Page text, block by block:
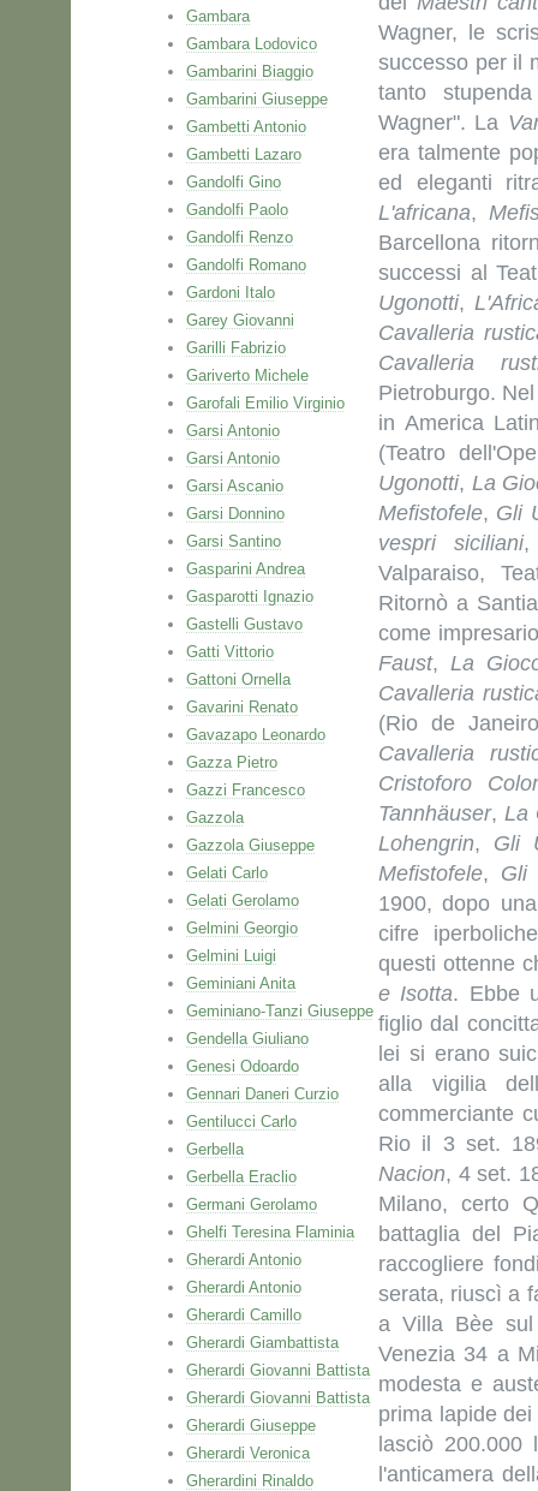
Gambara
Gambara Lodovico
Gambarini Biaggio
Gambarini Giuseppe
Gambetti Antonio
Gambetti Lazaro
Gandolfi Gino
Gandolfi Paolo
Gandolfi Renzo
Gandolfi Romano
Gardoni Italo
Garey Giovanni
Garilli Fabrizio
Gariverto Michele
Garofali Emilio Virginio
Garsi Antonio
Garsi Antonio
Garsi Ascanio
Garsi Donnino
Garsi Santino
Gasparini Andrea
Gasparotti Ignazio
Gastelli Gustavo
Gatti Vittorio
Gattoni Ornella
Gavarini Renato
Gavazapo Leonardo
Gazza Pietro
Gazzi Francesco
Gazzola
Gazzola Giuseppe
Gelati Carlo
Gelati Gerolamo
Gelmini Georgio
Gelmini Luigi
Geminiani Anita
Geminiano-Tanzi Giuseppe
Gendella Giuliano
Genesi Odoardo
Gennari Daneri Curzio
Gentilucci Carlo
Gerbella
Gerbella Eraclio
Germani Gerolamo
Ghelfi Teresina Flaminia
Gherardi Antonio
Gherardi Antonio
Gherardi Camillo
Gherardi Giambattista
Gherardi Giovanni Battista
Gherardi Giovanni Battista
Gherardi Giuseppe
Gherardi Veronica
Gherardini Rinaldo
Wagner, le
successo per il
tanto
Wagner". La
era talmente
ed eleganti
L'africana,
Barcellona
successi al
Ugonotti,
Cavalleria
Cavalleria
Pietroburgo.
in America
(Teatro
Ugonotti, La
Mefistofele, Gli
vespri siciliani
Valparaiso,
Ritornò a
come
Faust, La
Cavalleria
(Rio de
Cavalleria
Cristoforo
Tannhäuser, La
Lohengrin, Gli
Mefistofele, Gli
1900, dopo
cifre
questi ottenne
e Isotta. Ebbe
figlio dal
lei si erano
alla vigilia
commerciante
Rio il 3 set.
Nacion, 4 set.
Milano, certo
battaglia del
raccogliere
serata, riuscì a
a Villa Bèe
Venezia 34 a
modesta e
prima lapide
lasciò
l'anticamera